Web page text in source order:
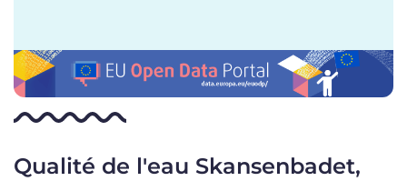
Qualité de l'eau Skansenbadet,